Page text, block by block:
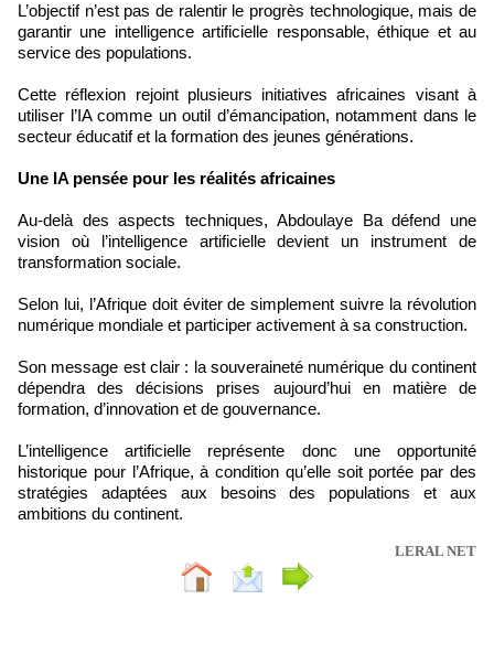
L’objectif n’est pas de ralentir le progrès technologique, mais de
garantir une intelligence artificielle responsable, éthique et au
service des populations.
Cette réflexion rejoint plusieurs initiatives africaines visant à
utiliser l’IA comme un outil d’émancipation, notamment dans le
secteur éducatif et la formation des jeunes générations.
Une IA pensée pour les réalités africaines
Au-delà des aspects techniques, Abdoulaye Ba défend une
vision où l’intelligence artificielle devient un instrument de
transformation sociale.
Selon lui, l’Afrique doit éviter de simplement suivre la révolution
numérique mondiale et participer activement à sa construction.
Son message est clair : la souveraineté numérique du continent
dépendra des décisions prises aujourd’hui en matière de
formation, d’innovation et de gouvernance.
L’intelligence artificielle représente donc une opportunité
historique pour l’Afrique, à condition qu’elle soit portée par des
stratégies adaptées aux besoins des populations et aux
ambitions du continent.
LERAL NET